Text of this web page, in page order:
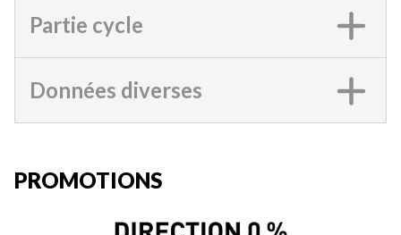
Partie cycle
Données diverses
PROMOTIONS